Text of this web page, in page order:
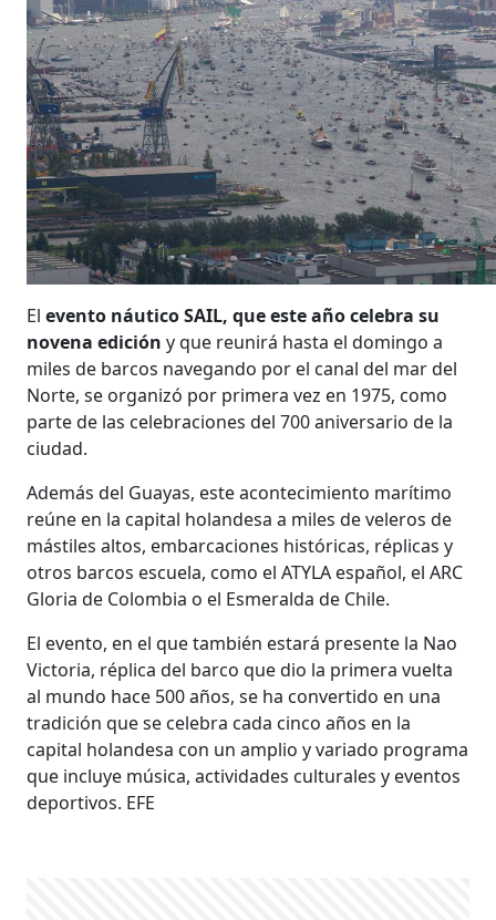
Elevento náutico SAIL, que este año celebra su
novena edicióny que reunirá hasta el domingo a
miles de barcos navegando por el canal del mar del
Norte, se organizó por primera vez en 1975, como
parte de las celebraciones del 700 aniversario de la
ciudad.
Además del Guayas, este acontecimiento marítimo
reúne en la capital holandesa a miles de veleros de
mástiles altos, embarcaciones históricas, réplicas y
otros barcos escuela, como el ATYLA español, el ARC
Gloria de Colombia o el Esmeralda de Chile.
El evento, en el que también estará presente la Nao
Victoria, réplica del barco que dio la primera vuelta
al mundo hace 500 años, se ha convertido en una
tradición que se celebra cada cinco años en la
capital holandesa con un amplio y variado programa
que incluye música, actividades culturales y eventos
deportivos. EFE